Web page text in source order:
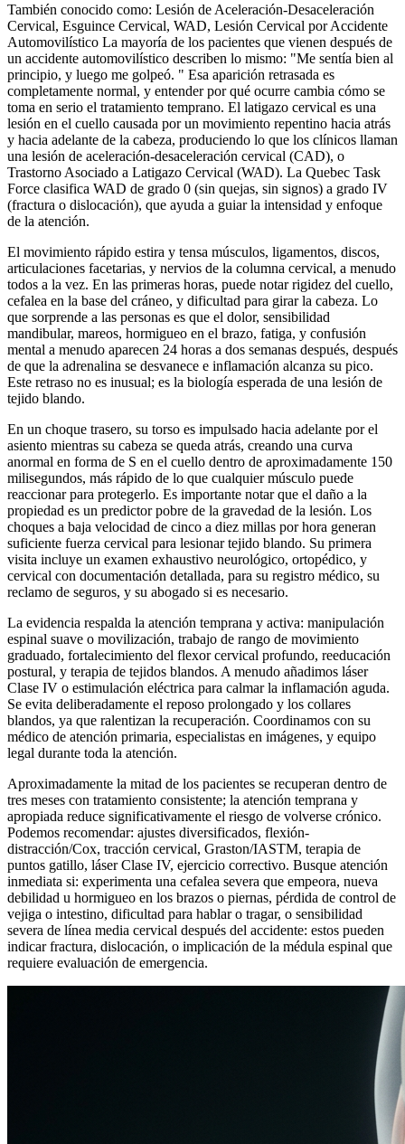
También conocido como: Lesión de Aceleración-Desaceleración
Cervical, Esguince Cervical, WAD, Lesión Cervical por Accidente
Automovilístico La mayoría de los pacientes que vienen después de
un accidente automovilístico describen lo mismo: "Me sentía bien al
principio, y luego me golpeó. " Esa aparición retrasada es
completamente normal, y entender por qué ocurre cambia cómo se
toma en serio el tratamiento temprano. El latigazo cervical es una
lesión en el cuello causada por un movimiento repentino hacia atrás
y hacia adelante de la cabeza, produciendo lo que los clínicos llaman
una lesión de aceleración-desaceleración cervical (CAD), o
Trastorno Asociado a Latigazo Cervical (WAD). La Quebec Task
Force clasifica WAD de grado 0 (sin quejas, sin signos) a grado IV
(fractura o dislocación), que ayuda a guiar la intensidad y enfoque
de la atención.
El movimiento rápido estira y tensa músculos, ligamentos, discos,
articulaciones facetarias, y nervios de la columna cervical, a menudo
todos a la vez. En las primeras horas, puede notar rigidez del cuello,
cefalea en la base del cráneo, y dificultad para girar la cabeza. Lo
que sorprende a las personas es que el dolor, sensibilidad
mandibular, mareos, hormigueo en el brazo, fatiga, y confusión
mental a menudo aparecen 24 horas a dos semanas después, después
de que la adrenalina se desvanece e inflamación alcanza su pico.
Este retraso no es inusual; es la biología esperada de una lesión de
tejido blando.
En un choque trasero, su torso es impulsado hacia adelante por el
asiento mientras su cabeza se queda atrás, creando una curva
anormal en forma de S en el cuello dentro de aproximadamente 150
milisegundos, más rápido de lo que cualquier músculo puede
reaccionar para protegerlo. Es importante notar que el daño a la
propiedad es un predictor pobre de la gravedad de la lesión. Los
choques a baja velocidad de cinco a diez millas por hora generan
suficiente fuerza cervical para lesionar tejido blando. Su primera
visita incluye un examen exhaustivo neurológico, ortopédico, y
cervical con documentación detallada, para su registro médico, su
reclamo de seguros, y su abogado si es necesario.
La evidencia respalda la atención temprana y activa: manipulación
espinal suave o movilización, trabajo de rango de movimiento
graduado, fortalecimiento del flexor cervical profundo, reeducación
postural, y terapia de tejidos blandos. A menudo añadimos láser
Clase IV o estimulación eléctrica para calmar la inflamación aguda.
Se evita deliberadamente el reposo prolongado y los collares
blandos, ya que ralentizan la recuperación. Coordinamos con su
médico de atención primaria, especialistas en imágenes, y equipo
legal durante toda la atención.
Aproximadamente la mitad de los pacientes se recuperan dentro de
tres meses con tratamiento consistente; la atención temprana y
apropiada reduce significativamente el riesgo de volverse crónico.
Podemos recomendar: ajustes diversificados, flexión-
distracción/Cox, tracción cervical, Graston/IASTM, terapia de
puntos gatillo, láser Clase IV, ejercicio correctivo. Busque atención
inmediata si: experimenta una cefalea severa que empeora, nueva
debilidad u hormigueo en los brazos o piernas, pérdida de control de
vejiga o intestino, dificultad para hablar o tragar, o sensibilidad
severa de línea media cervical después del accidente: estos pueden
indicar fractura, dislocación, o implicación de la médula espinal que
requiere evaluación de emergencia.